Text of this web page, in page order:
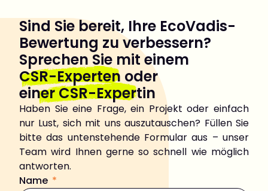
Sind Sie bereit, Ihre EcoVadis-
Bewertung zu verbessern?
Sprechen Sie mit einem
CSR-Experten oder
einer CSR-Expertin
Haben Sie eine Frage, ein Projekt oder einfach
nur Lust, sich mit uns auszutauschen? Füllen Sie
bitte das untenstehende Formular aus – unser
Team wird Ihnen gerne so schnell wie möglich
antworten.
Name